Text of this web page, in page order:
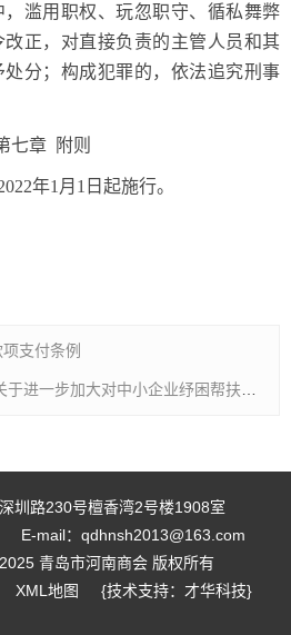
滥用职权、玩忽职守、循私舞弊
正，对直接负责的主管人员和其
分；构成犯罪的，依法追究刑事
七章 附则
年1月1日起施行。
支付条例
圳路230号檀香湾2号楼1908室
E-mail：qdhnsh2013@163.com
青岛市河南商会 版权所有
XML地图 {技术支持：才华科技}